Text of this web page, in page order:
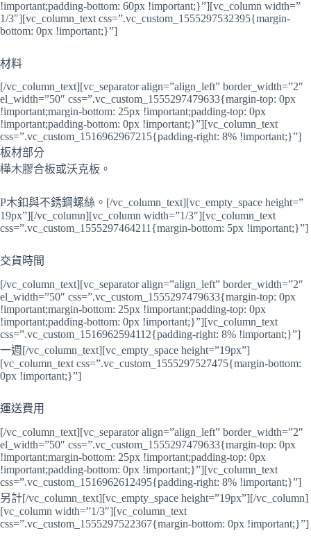
!important;padding-bottom: 60px !important;}”][vc_column width=”
1/3″][vc_column_text css=”.vc_custom_1555297532395{margin-
bottom: 0px !important;}”]
材料
[/vc_column_text][vc_separator align=”align_left” border_width=”2″
el_width=”50″ css=”.vc_custom_1555297479633{margin-top: 0px
!important;margin-bottom: 25px !important;padding-top: 0px
!important;padding-bottom: 0px !important;}”][vc_column_text
css=”.vc_custom_1516962967215{padding-right: 8% !important;}”]
板材部分
樺木膠合板或沃克板。
P木釦與不銹鋼螺絲。[/vc_column_text][vc_empty_space height=”
19px”][/vc_column][vc_column width=”1/3″][vc_column_text
css=”.vc_custom_1555297464211{margin-bottom: 5px !important;}”]
交貨時間
[/vc_column_text][vc_separator align=”align_left” border_width=”2″
el_width=”50″ css=”.vc_custom_1555297479633{margin-top: 0px
!important;margin-bottom: 25px !important;padding-top: 0px
!important;padding-bottom: 0px !important;}”][vc_column_text
css=”.vc_custom_1516962594112{padding-right: 8% !important;}”]
一週[/vc_column_text][vc_empty_space height=”19px”]
[vc_column_text css=”.vc_custom_1555297527475{margin-bottom:
0px !important;}”]
運送費用
[/vc_column_text][vc_separator align=”align_left” border_width=”2″
el_width=”50″ css=”.vc_custom_1555297479633{margin-top: 0px
!important;margin-bottom: 25px !important;padding-top: 0px
!important;padding-bottom: 0px !important;}”][vc_column_text
css=”.vc_custom_1516962612495{padding-right: 8% !important;}”]
另計[/vc_column_text][vc_empty_space height=”19px”][/vc_column]
[vc_column width=”1/3″][vc_column_text
css=”.vc_custom_1555297522367{margin-bottom: 0px !important;}”]